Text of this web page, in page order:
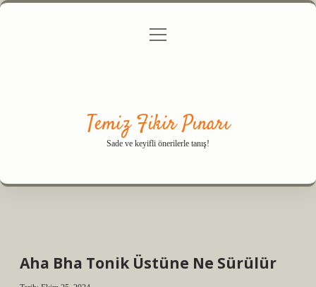
Gizlilik Politikası
menüyü
Temiz Fikir Pınarı
Sade ve keyifli önerilerle tanış!
Aha Bha Tonik Üstüne Ne Sürülür